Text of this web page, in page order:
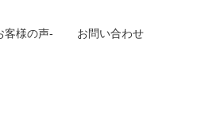
客様の声- お問い合わせ